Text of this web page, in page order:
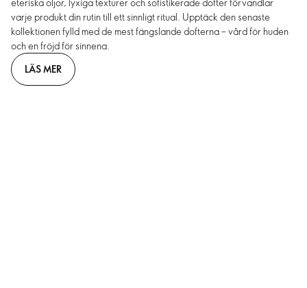
varje produkt din rutin till ett sinnligt ritual. Upptäck den senaste
kollektionen fylld med de mest fängslande dofterna – vård för huden
och en fröjd för sinnena.
LÄS MER